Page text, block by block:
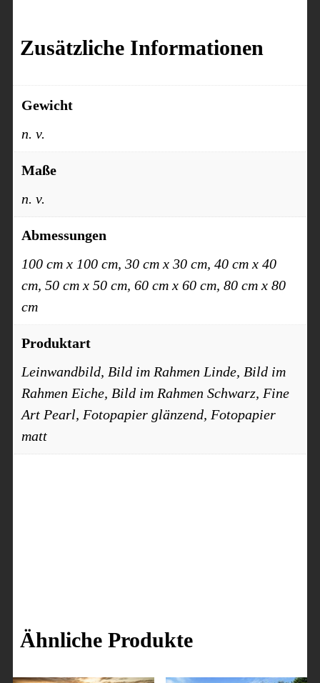
Zusätzliche Informationen
Gewicht
n. v.
Maße
n. v.
Abmessungen
100 cm x 100 cm, 30 cm x 30 cm, 40 cm x 40
cm, 50 cm x 50 cm, 60 cm x 60 cm, 80 cm x 80
cm
Produktart
Leinwandbild, Bild im Rahmen Linde, Bild im
Rahmen Eiche, Bild im Rahmen Schwarz, Fine
Art Pearl, Fotopapier glänzend, Fotopapier
matt
Ähnliche Produkte